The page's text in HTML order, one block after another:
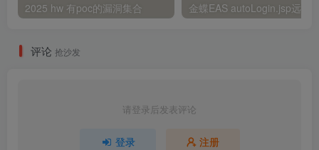
2025 hw 有poc的漏洞集合
评论 抢沙发
请登录后发表评论
登录 注册